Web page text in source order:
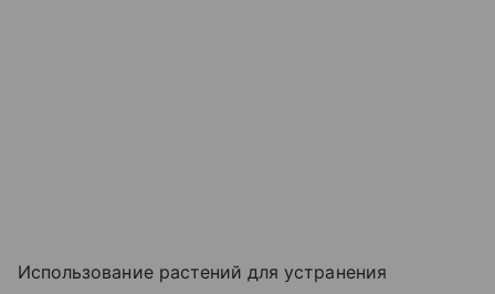
Использование растений для устранения